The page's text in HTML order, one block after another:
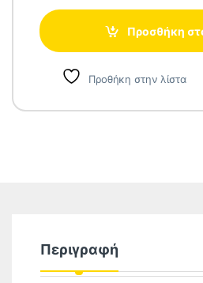
Προσθήκη
Προθήκη στην λίστα
Περιγραφή